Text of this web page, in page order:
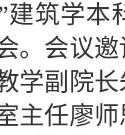
建筑学本
。会议
学副院
主任廖